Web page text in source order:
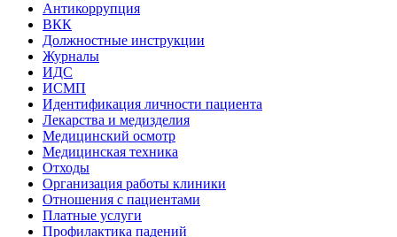
Антикоррупция
ВКК
Должностные инструкции
Журналы
ИДС
ИСМП
Идентификация личности пациента
Лекарства и медизделия
Медицинский осмотр
Медицинская техника
Отходы
Организация работы клиники
Отношения с пациентами
Платные услуги
Профилактика падений